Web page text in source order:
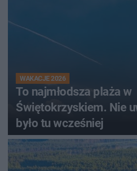
WAKACJE 2026
To najmłodsza plaża w
Świętokrzyskiem. Nie
było tu wcześniej